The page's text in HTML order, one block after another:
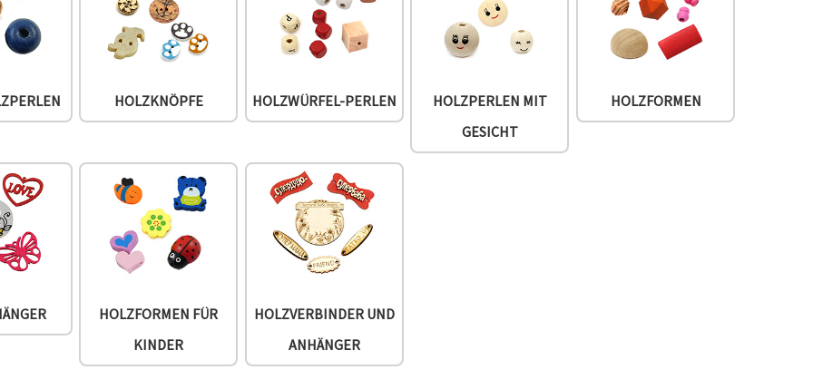
HOLZKNÖPFE HOLZWÜRFEL-PERLEN
HOLZPERLEN MIT
GESICHT
HOLZFORMEN
HOLZFORMEN FÜR
KINDER
HOLZVERBINDER UND
ANHÄNGER